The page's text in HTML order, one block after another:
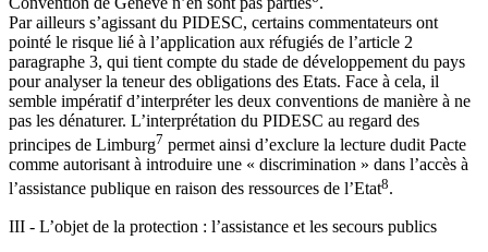
Par ailleurs s’agissant du PIDESC, certains commentateurs ont
pointé le risque lié à l’application aux réfugiés de l’article 2
paragraphe 3, qui tient compte du stade de développement du pays
pour analyser la teneur des obligations des Etats. Face à cela, il
semble impératif d’interpréter les deux conventions de manière à ne
pas les dénaturer. L’interprétation du PIDESC au regard des
principes de Limburg7 permet ainsi d’exclure la lecture dudit Pacte
comme autorisant à introduire une « discrimination » dans l’accès à
l’assistance publique en raison des ressources de l’Etat8.
III - L’objet de la protection : l’assistance et les secours publics